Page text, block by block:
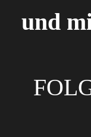
und